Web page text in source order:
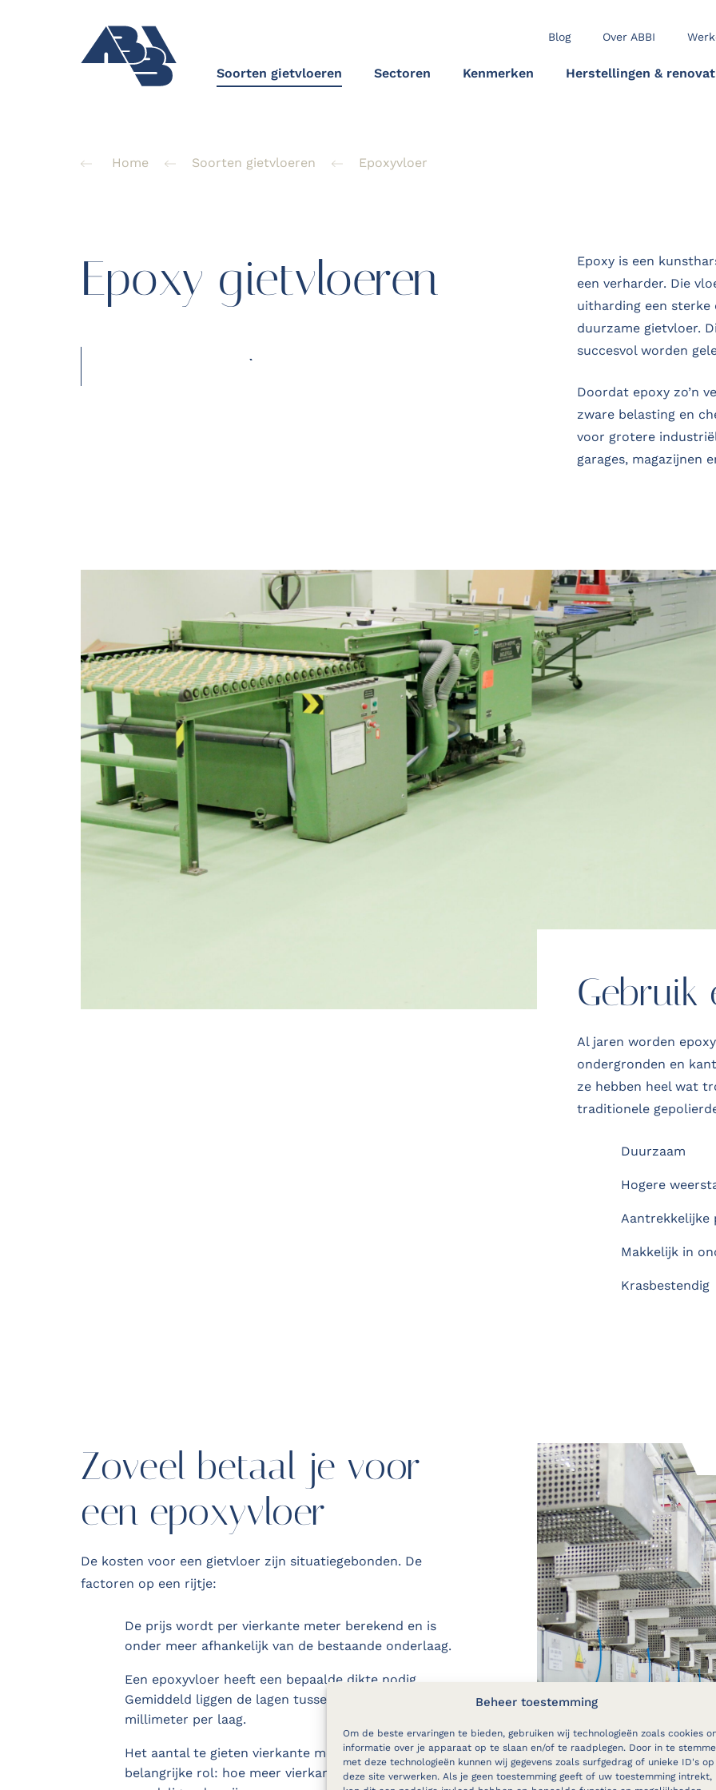
Beheer toestemming
Om de beste ervaringen te bieden, gebruiken wij technologieën zoals cookies
informatie over je apparaat op te slaan en/of te raadplegen. Door in te
met deze technologieën kunnen wij gegevens zoals surfgedrag of unieke ID's op
deze site verwerken. Als je geen toestemming geeft of uw toestemming intrekt,
Blog Over ABBI
Soorten gietvloeren Sectoren Kenmerken Herstellingen &
Home Soorten gietvloeren Epoxyvloer
Epoxy gietvloeren
Epoxy is een
een verharder. Die
uitharding een sterke
duurzame gietvloer.
succesvol worden
Doordat epoxy zo’n
zware belasting en
voor grotere
garages, magazijnen
Gebruik
Al jaren worden
ondergronden en
ze hebben heel wat
traditionele
Duurzaam
Hogere
Aantrekkelijke
Makkelijk in
Krasbestendig
Zoveel betaal je voor
een epoxyvloer
De kosten voor een gietvloer zijn situatiegebonden. De
factoren op een rijtje:
De prijs wordt per vierkante meter berekend en is
onder meer afhankelijk van de bestaande onderlaag.
Een epoxyvloer heeft een bepaalde dikte nodig.
Gemiddeld liggen de lagen tussen de één en acht
millimeter per laag.
Het aantal te gieten vierkante meters speelt een
belangrijke rol: hoe meer vierkante meters, hoe